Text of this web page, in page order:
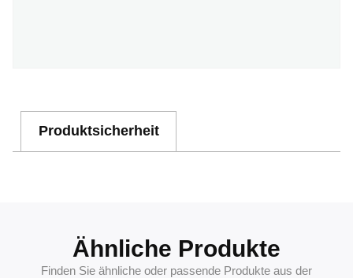
Produktsicherheit
Ähnliche Produkte
Finden Sie ähnliche oder passende Produkte aus der